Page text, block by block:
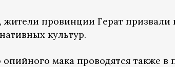
провинции Герат призвали
культур.
мака проводятся также в